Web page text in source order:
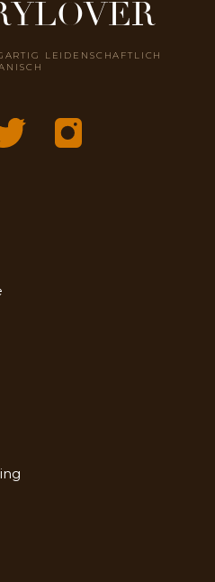
LEIDENSCHAFTLICH